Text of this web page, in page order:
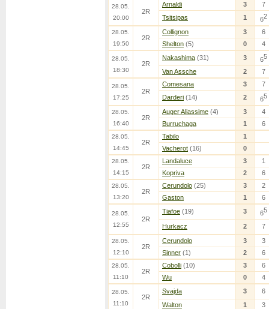
28.05.
20:00
2R
Arnaldi 3
7
Tsitsipas
1 62
28.05.
19:50
2R
Collignon 3
6
Shelton (5) 0 4
28.05.
18:30
2R
Nakashima (31) 3 65
Van Assche 2 7
28.05.
17:25
2R
Comesana 3
7
Darderi (14) 2 65
28.05.
16:40
2R
Auger Aliassime (4) 3
4
Burruchaga
1 6
28.05.
14:45
2R
Tabilo
1
Vacherot (16) 0
28.05.
14:15
2R
Landaluce 3
1
Kopriva
2 6
28.05.
13:20
2R
Cerundolo (25) 3
2
Gaston
1 6
28.05.
12:55
2R
Tiafoe (19) 3 65
Hurkacz 2 7
28.05.
12:10
2R
Cerundolo 3
3
Sinner (1) 2 6
28.05.
11:10
2R
Cobolli (10) 3
6
Wu
0 4
28.05.
11:10
2R
Svajda 3
6
Walton
1 3